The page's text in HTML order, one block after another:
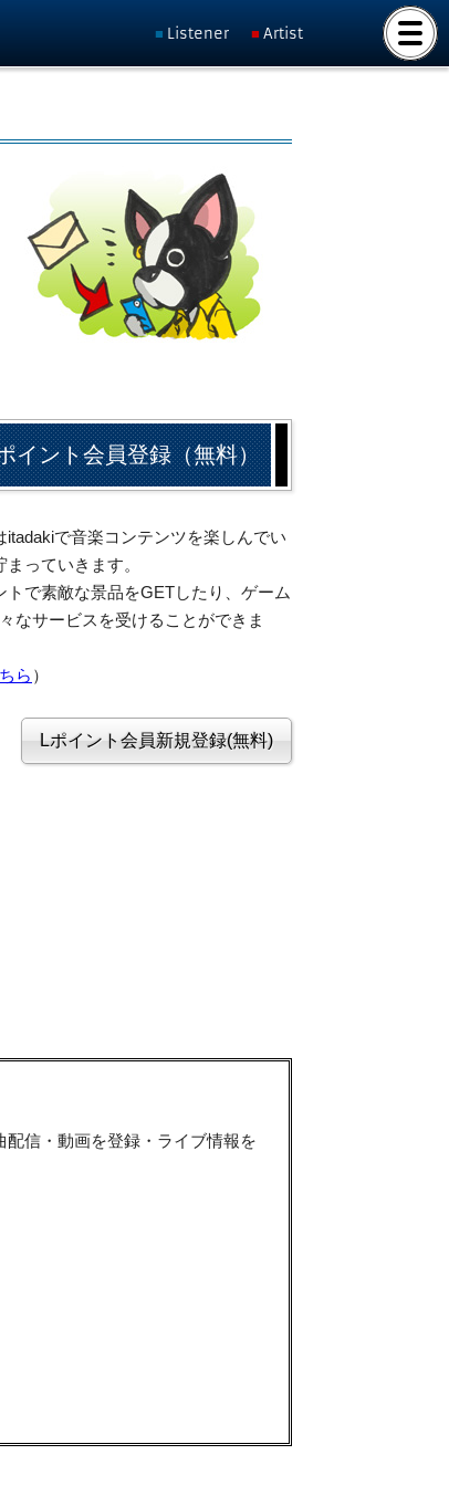
Listener Artist
イント会員登録（無料）
itadakiで音楽コンテンツを楽しんでい
っていきます。
トで素敵な景品をGETしたり、ゲーム
なサービスを受けることができま
ら ）
信・動画を登録・ライブ情報を